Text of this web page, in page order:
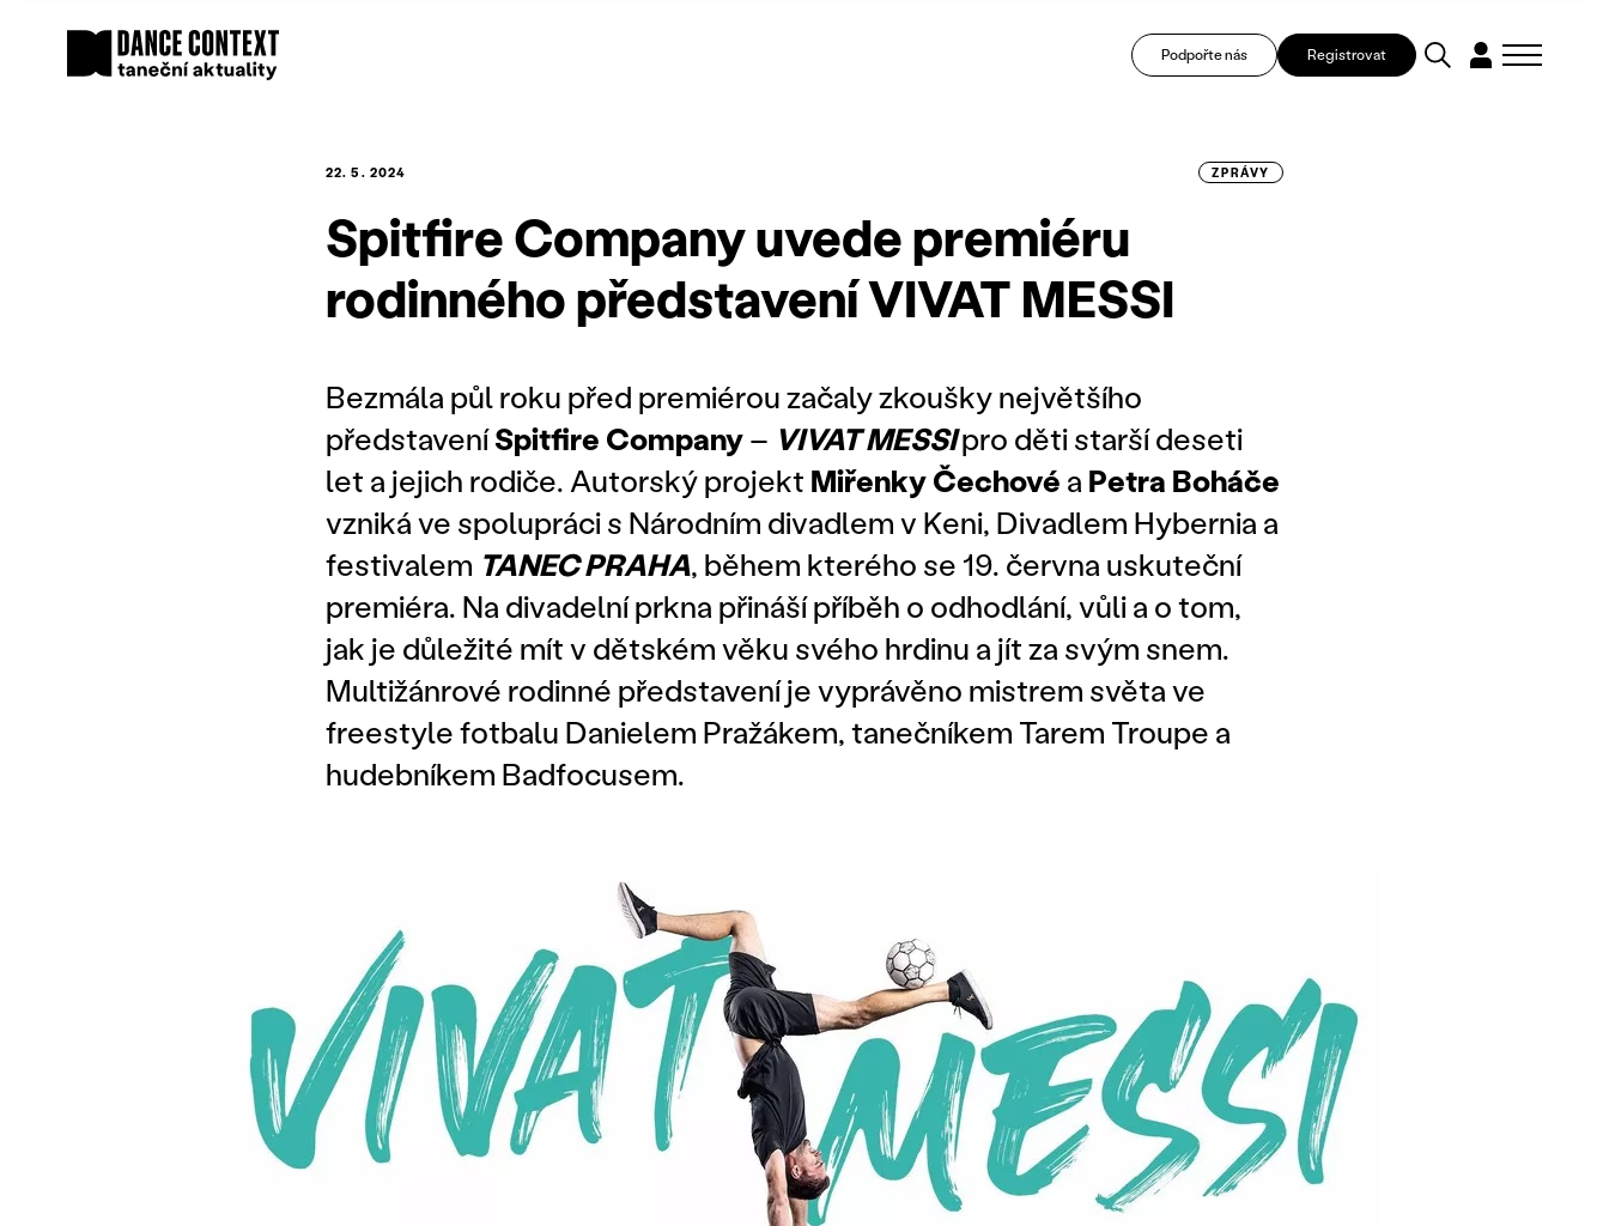
Podpořte nás Registrovat
22. 5. 2024 ZPRÁVY
Spitfire Company uvede premiéru
rodinného představení VIVAT MESSI
Bezmála půl roku před premiérou začaly zkoušky největšího
představeníSpitfire Company– VIVAT MESSIpro děti starší deseti
let a jejich rodiče. Autorský projekt Miřenky Čechové a Petra Boháče
vzniká ve spolupráci s Národním divadlem v Keni, Divadlem Hybernia a
festivalem TANEC PRAHA, během kterého se 19. června uskuteční
premiéra. Na divadelní prkna přináší příběh o odhodlání, vůli a o tom,
jak je důležité mít v dětském věku svého hrdinu a jít za svým snem.
Multižánrové rodinné představení je vyprávěno mistrem světa ve
freestyle fotbalu Danielem Pražákem, tanečníkem Tarem Troupe a
hudebníkem Badfocusem.